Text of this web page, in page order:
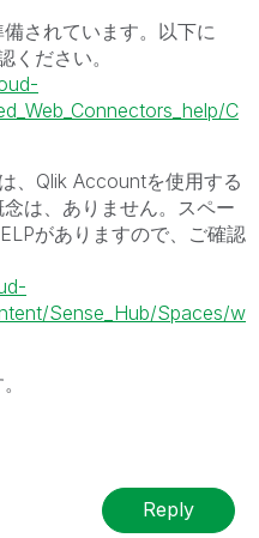
されています。以下に
ください。
C
、Qlik Accountを使用する
は、ありません。スペー
がありますので、ご確認
Sense_Hub/Spaces/w
Reply